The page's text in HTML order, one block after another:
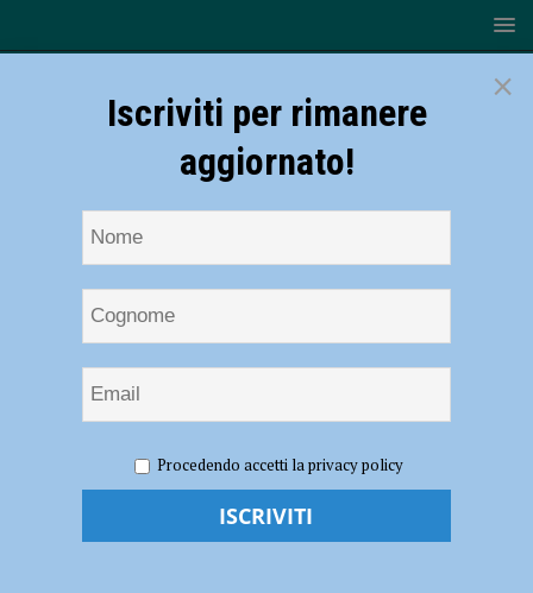
Piacenza-Biella, 82-74: vittoria importantissima per i Salieri-Boys
Assigeco Piacenza-Biella, 82-74: vittoria
×
Iscriviti per rimanere
aggiornato!
Procedendo accetti la privacy policy